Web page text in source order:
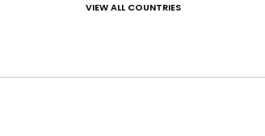
VIEW ALL COUNTRIES